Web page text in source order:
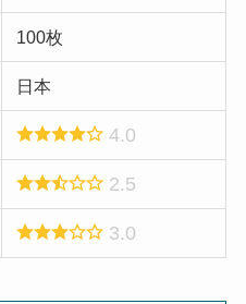
100枚
日本
4.0
2.5
3.0